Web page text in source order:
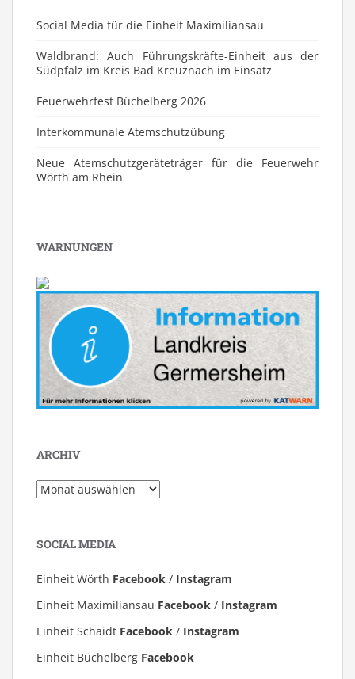
Social Media für die Einheit Maximiliansau
Waldbrand: Auch Führungskräfte-Einheit aus der
Südpfalz im Kreis Bad Kreuznach im Einsatz
Feuerwehrfest Büchelberg 2026
⁠Interkommunale Atemschutzübung
Neue Atemschutzgeräteträger für die Feuerwehr
Wörth am Rhein
WARNUNGEN
ARCHIV
Archiv
SOCIAL MEDIA
Einheit Wörth Facebook / Instagram
Einheit Maximiliansau Facebook / Instagram
Einheit Schaidt Facebook / Instagram
Einheit Büchelberg Facebook